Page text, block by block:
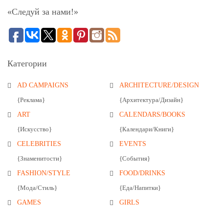
«Следуй за нами!»
Категории
AD CAMPAIGNS
{Реклама}
ARCHITECTURE/DESIGN
{Архитектура/Дизайн}
ART
{Искусство}
CALENDARS/BOOKS
{Календари/Книги}
CELEBRITIES
{Знаменитости}
EVENTS
{События}
FASHION/STYLE
{Мода/Стиль}
FOOD/DRINKS
{Еда/Напитки}
GAMES
GIRLS